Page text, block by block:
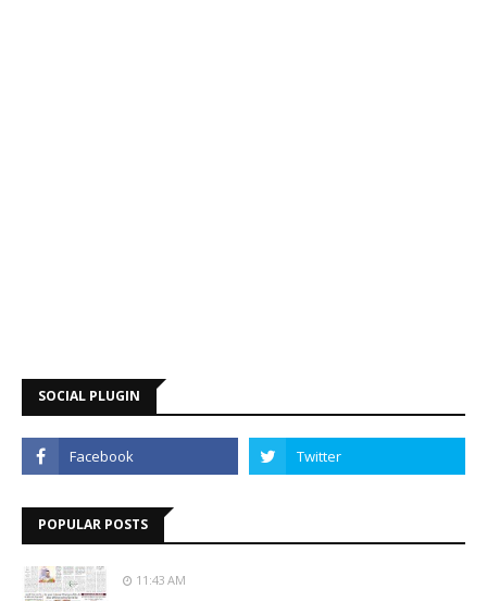
SOCIAL PLUGIN
POPULAR POSTS
11:43 AM